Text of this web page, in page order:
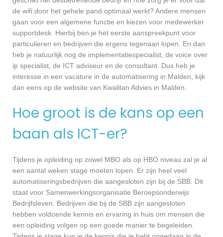
de wifi door het gehele pand optimaal werkt? Andere mensen
gaan voor een algemene functie en kiezen voor medewerker
supportdesk. Hierbij ben je het eerste aanspreekpunt voor
particulieren en bedrijven die ergens tegenaan lopen. En dan
heb je natuurlijk nog de implementatiespecialist, de voice over
ip specialist, de ICT adviseur en de consultant. Dus heb je
interesse in een vacature in de automatisering in Malden, kijk
dan eens op de website van Kwalitan Advies in Malden.
Hoe groot is de kans op een
baan als ICT-er?
Tijdens je opleiding op zowel MBO als op HBO niveau zal je al
een aantal weken stage moeten lopen. Er zijn heel veel
automatiseringsbedrijven die aangesloten zijn bij de SBB. Dit
staat voor Samenwerkingsorganisatie Beroepsonderwijs
Bedrijfsleven. Bedrijven die bij de SBB zijn aangesloten
hebben voldoende kennis en ervaring in huis om mensen die
een opleiding volgen op een goede manier te begeleiden.